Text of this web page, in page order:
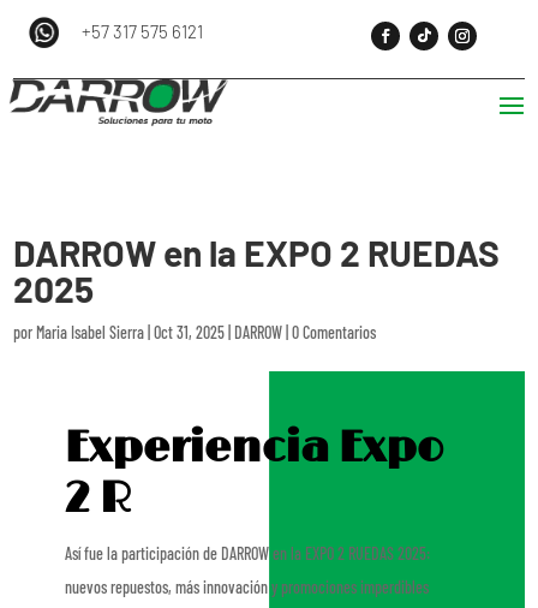
+57 317 575 6121
DARROW en la EXPO 2 RUEDAS
2025
porMaria Isabel Sierra |Oct 31, 2025 DARROW |0 Comentarios
Experiencia Expo
2 R
Así fue la participación de DARROW en la EXPO 2 RUEDAS 2025:
nuevos repuestos, más innovación y promociones imperdibles